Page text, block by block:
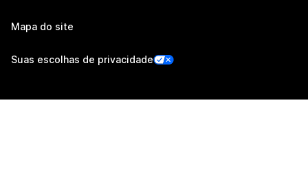
Mapa do site
Suas escolhas de privacidade